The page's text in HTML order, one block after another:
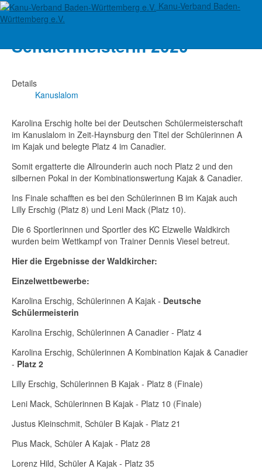
Kanu-Verband Baden-
Württemberg e.V.
Karolina Erschig ist Deutsche
Schülermeisterin 2020
Details
Kanuslalom
Karolina Erschig holte bei der Deutschen Schülermeisterschaft
im Kanuslalom in Zeit-Haynsburg den Titel der Schülerinnen A
im Kajak und belegte Platz 4 im Canadier.
Somit ergatterte die Allrounderin auch noch Platz 2 und den
silbernen Pokal in der Kombinationswertung Kajak & Canadier.
Ins Finale schafften es bei den Schülerinnen B im Kajak auch
Lilly Erschig (Platz 8) und Leni Mack (Platz 10).
Die 6 Sportlerinnen und Sportler des KC Elzwelle Waldkirch
wurden beim Wettkampf von Trainer Dennis Viesel betreut.
Hier die Ergebnisse der Waldkircher:
Einzelwettbewerbe:
Karolina Erschig, Schülerinnen A Kajak - Deutsche
Schülermeisterin
Karolina Erschig, Schülerinnen A Canadier - Platz 4
Karolina Erschig, Schülerinnen A Kombination Kajak & Canadier
- Platz 2
Lilly Erschig, Schülerinnen B Kajak - Platz 8 (Finale)
Leni Mack, Schülerinnen B Kajak - Platz 10 (Finale)
Justus Kleinschmit, Schüler B Kajak - Platz 21
Pius Mack, Schüler A Kajak - Platz 28
Lorenz Hild, Schüler A Kajak - Platz 35